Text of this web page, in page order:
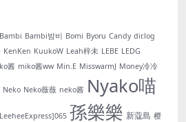
Bambi Bambi밤비 Bomi Byoru Candy dir.log
KenKen KuukoW Leah梓未 LEBE LEDG
酱 miko酱ww Min.E MisswarmJ Money冷冷
Neko Neko薇薇 neko酱 Nyako喵
孫樂樂 新蔻島 樱